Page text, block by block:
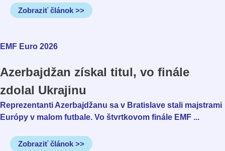
Zobraziť článok >>
EMF Euro 2026
Azerbajdžan získal titul, vo finále
zdolal Ukrajinu
Reprezentanti Azerbajdžanu sa v Bratislave stali majstrami
Európy v malom futbale. Vo štvrtkovom finále EMF ...
Zobraziť článok >>